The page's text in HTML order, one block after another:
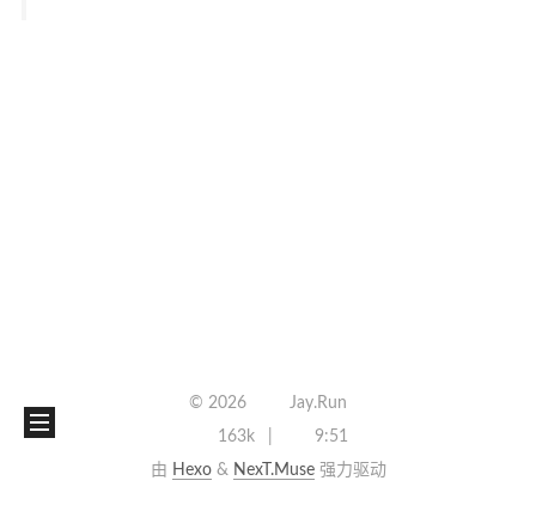
©2026
Jay.Run
163k
9:51
由 Hexo& NexT.Muse强力驱动